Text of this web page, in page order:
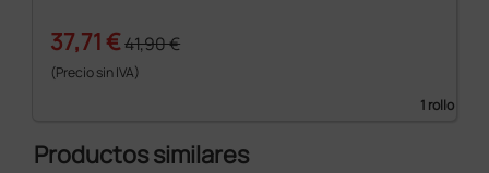
37,71 €41,90 €
(Precio sin IVA)
1 rollo
Productos similares